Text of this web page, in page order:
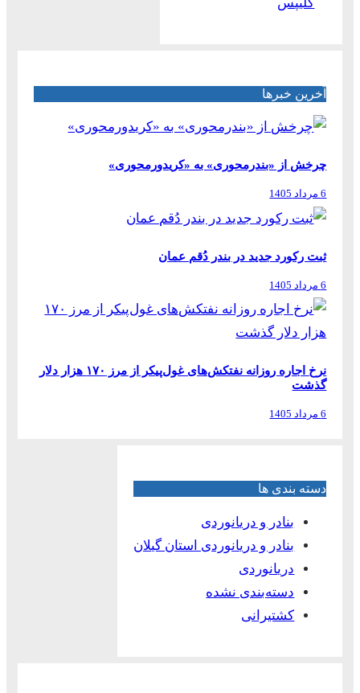
کلیپس
آخرین خبرها
چرخش از «بندرمحوری» به «کریدورمحوری»
6 مرداد 1405
ثبت رکورد جدید در بندر دُقم عمان
6 مرداد 1405
نرخ اجاره روزانه نفتکش‌های غول‌پیکر از مرز ۱۷۰ هزار دلار
گذشت
6 مرداد 1405
دسته بندی ها
بنادر و دریانوردی
بنادر و دریانوردی استان گیلان
دریانوردی
دسته‌بندی نشده
کشتیرانی